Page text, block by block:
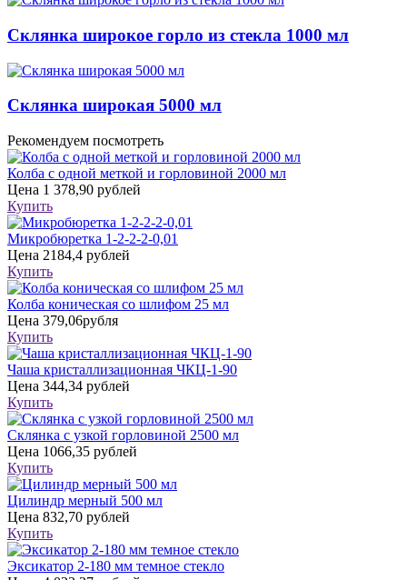
Склянка широкое горло из стекла 1000 мл
Склянка широкая 5000 мл
Рекомендуем посмотреть
Колба с одной меткой и горловиной 2000 мл
Цена 1 378,90 рублей
Купить
Микробюретка 1-2-2-2-0,01
Цена 2184,4 рублей
Купить
Колба коническая со шлифом 25 мл
Цена 379,06рубля
Купить
Чаша кристаллизационная ЧКЦ-1-90
Цена 344,34 рублей
Купить
Склянка с узкой горловиной 2500 мл
Цена 1066,35 рублей
Купить
Цилиндр мерный 500 мл
Цена 832,70 рублей
Купить
Эксикатор 2-180 мм темное стекло